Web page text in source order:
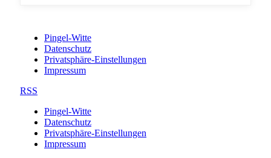
Pingel-Witte
Datenschutz
Privatsphäre-Einstellungen
Impressum
RSS
Pingel-Witte
Datenschutz
Privatsphäre-Einstellungen
Impressum